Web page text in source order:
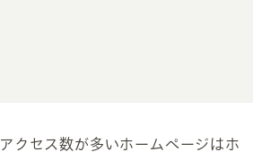
アクセス数が多いホームページはホ